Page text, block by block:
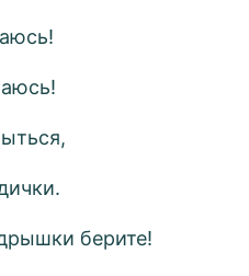
берите!